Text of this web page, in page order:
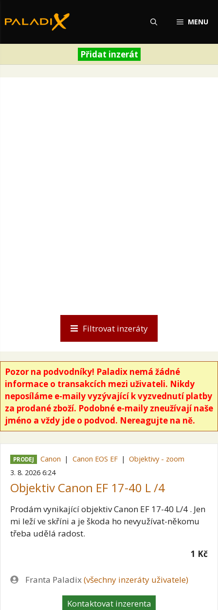
na
MENU
Přidat inzerát
Pozor na podvodníky! Paladix nemá žádné
informace o transakcích mezi uživateli. Nikdy
neposíláme e-maily vyzývající k vyzvednutí platby
za prodané zboží. Podobné e-maily zneužívají naše
jméno a vždy jde o podvod. Nereagujte na ně.
PRODEJ Canon Canon EOS EF
Objektivy - zoom
3. 8. 2026 6:24
Objektiv Canon EF 17-40 L /4
Prodám vynikající objektiv Canon EF 17-40 L/4 . Jen
mi leží ve skříni a je škoda ho nevyužívat-někomu
třeba udělá radost.
1 Kč
Zadavatel
Franta Paladix(všechny inzeráty uživatele)
Kontaktovat inzerenta
Filtrovat inzeráty